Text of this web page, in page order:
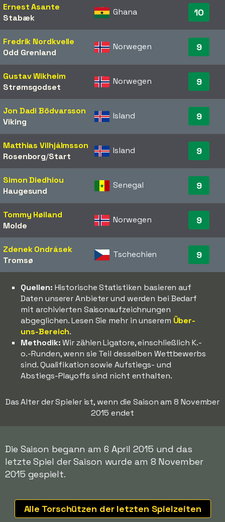
Ernest Asante
Stabæk
Ghana 10
Fredrik Nordkvelle
Odd Grenland
Norwegen 9
Gustav Wikheim
Strømsgodset
Norwegen 9
Jon Dadi Bödvarsson
Viking
Island 9
Matthias Vilhjálmsson
Rosenborg/​Start
Island 9
Simon Diedhiou
Haugesund
Senegal 9
Tommy Høiland
Molde
Norwegen 9
Zdenek Ondrásek
Tromsø
Tschechien 9
Quellen: Historische Statistiken basieren auf
Daten unserer Anbieter und werden bei Bedarf
mit archivierten Saisonaufzeichnungen
abgeglichen. Lesen Sie mehr in unserem Über-
uns-Bereich.
Methodik:Wir zählen Ligatore, einschließlich K.-
o.-Runden, wenn sie Teil desselben Wettbewerbs
sind. Qualifikation sowie Aufstiegs- und
Abstiegs-Playoffs sind nicht enthalten.
Das Alter der Spieler ist, wenn die Saison am 8 November
2015 endet
Die Saison begann am 6 April 2015 und das
letzte Spiel der Saison wurde am 8 November
2015 gespielt.
Alle Torschützen der letzten Spielzeiten